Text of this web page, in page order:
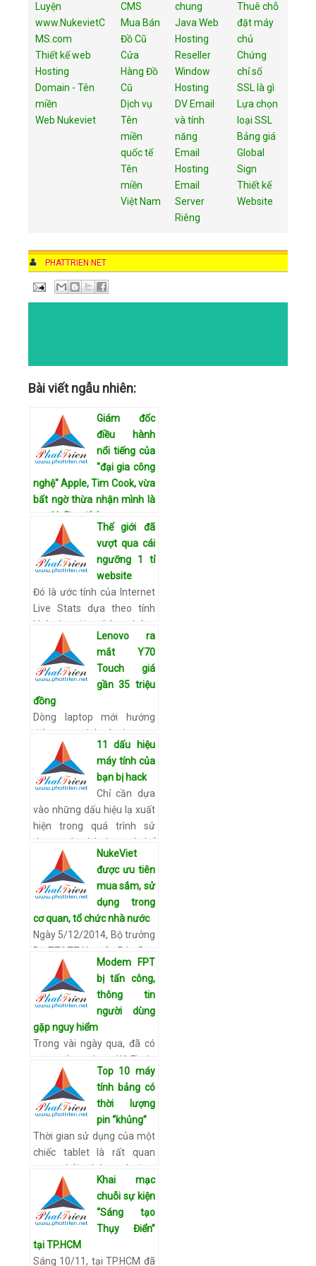
Luyện
www.NukevietC
MS.com
Thiết kế web
Hosting
Domain - Tên
miền
Web Nukeviet
CMS
Mua Bán
Đồ Cũ
Cửa
Hàng Đồ
Cũ
Dịch vụ
Tên
miền
quốc tế
Tên
miền
Việt Nam
chung
Java Web
Hosting
Reseller
Window
Hosting
DV Email
và tính
năng
Email
Hosting
Email
Server
Riêng
Thuê chỗ
đặt máy
chủ
Chứng
chỉ số
SSL là gì
Lựa chọn
loại SSL
Bảng giá
Global
Sign
Thiết kế
Website
AUTHOR
PHATTRIEN.NET
DATE
11:42 PM
Bài viết ngẫu nhiên:
Giám đốc
điều hành
nổi tiếng của
"đại gia công
nghệ" Apple, Tim Cook, vừa
bất ngờ thừa nhận mình là
người đồng tính
Giám đốc điều hành nổi
tiếng của "đại gia công
nghệ" Apple, Tim Cook, vừa
bất ngờ thừa nhận mình là
người đồng tính. Lời thừa
nhận này càng trở nên đá…
Thế giới đã
vượt qua cái
ngưỡng 1 tỉ
website
Đó là ước tính của Internet
Live Stats dựa theo tính
hình dao động hàng tháng
trong việc đếm các website
sống và chết. Bài viết được
đăng tải lại từ … Xem chi
Lenovo ra
mắt Y70
Touch giá
gần 35 triệu
đồng
Dòng laptop mới hướng
đến game thủ của Lenovo
vừa ra mắt chính thức tại
Việt Nam. Bài viết được
đăng tải lại từ báo
VnExpress. Lenovo Y70
Touch mỏ… Xem chi tiết
11 dấu hiệu
máy tính của
bạn bị hack
Chỉ cần dựa
vào những dấu hiệu lạ xuất
hiện trong quá trình sử
dụng máy tính, bạn có thể
biết được máy của bạn đã
và đang bị tấn công để tìm
cách khắ…Xem chi tiết
NukeViet
được ưu tiên
mua sắm, sử
dụng trong
cơ quan, tổ chức nhà nước
Ngày 5/12/2014, Bộ trưởng
Bộ TT&TT Nguyễn Bắc Son
đã ký ban hành Thông tư
20/2014/TT-BTTTT
(Thông tư 20) quy định về
các sản phẩm phần mềm
nguồn …Xem chi tiết
Modem FPT
bị tấn công,
thông tin
người dùng
gặp nguy hiểm
Trong vài ngày qua, đã có
một số modem Wi-Fi do
FPT Telecom cung cấp cho
khách hàng bị tin tặc tấn
công. Khách hàng không
thể truy cập được vào …
Xem chi tiết
Top 10 máy
tính bảng có
thời lượng
pin “khủng”
Thời gian sử dụng của một
chiếc tablet là rất quan
trọng bởi chúng thường
được dùng để làm việc. Hãy
cùng điểm danh những
tablet có thời lượng sử
Xem chi tiết
Khai mạc
chuỗi sự kiện
“Sáng tạo
Thụy Điển”
tại TP.HCM
Sáng 10/11, tại TP.HCM đã